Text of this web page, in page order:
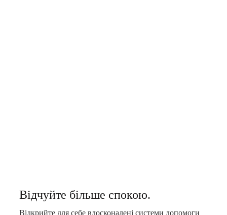
Відчуйте більше спокою.
Відкрийте для себе вдосконалені системи допомоги